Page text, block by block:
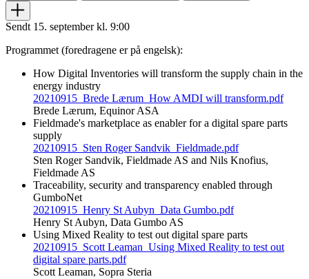
Sendt 15. september kl. 9:00
Programmet (foredragene er på engelsk):
How Digital Inventories will transform the supply chain in the
energy industry
20210915_Brede Lærum_How AMDI will transform.pdf
Brede Lærum, Equinor ASA
Fieldmade's marketplace as enabler for a digital spare parts
supply
20210915_Sten Roger Sandvik_Fieldmade.pdf
Sten Roger Sandvik, Fieldmade AS and Nils Knofius,
Fieldmade AS
Traceability, security and transparency enabled through
GumboNet
20210915_Henry St Aubyn_Data Gumbo.pdf
Henry St Aubyn, Data Gumbo AS
Using Mixed Reality to test out digital spare parts
20210915_Scott Leaman_Using Mixed Reality to test out
digital spare parts.pdf
Scott Leaman, Sopra Steria